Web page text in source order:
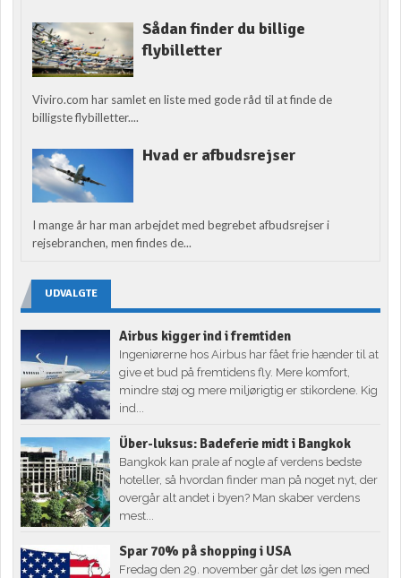
Sådan finder du billige
flybilletter
Viviro.com har samlet en liste med gode råd til at finde de
billigste flybilletter....
Hvad er afbudsrejser
I mange år har man arbejdet med begrebet afbudsrejser i
rejsebranchen, men findes de...
UDVALGTE
Airbus kigger ind i fremtiden
Ingeniørerne hos Airbus har fået frie hænder til at
give et bud på fremtidens fly. Mere komfort,
mindre støj og mere miljørigtig er stikordene. Kig
ind...
Über-luksus: Badeferie midt i Bangkok
Bangkok kan prale af nogle af verdens bedste
hoteller, så hvordan finder man på noget nyt, der
overgår alt andet i byen? Man skaber verdens
mest...
Spar 70% på shopping i USA
Fredag den 29. november går det løs igen med